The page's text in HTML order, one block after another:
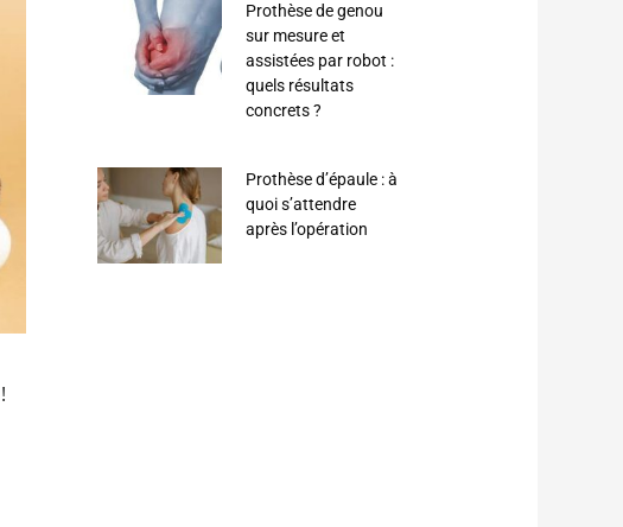
!
Prothèse de genou
sur mesure et
assistées par robot :
quels résultats
concrets ?
Prothèse d’épaule : à
quoi s’attendre
après l’opération